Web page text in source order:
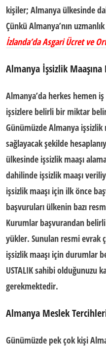
kişiler; Almanya ülkesinde
Çünkü Almanya’nın
İzlanda’da Asgari Ücret ve
Almanya İşsizlik Maaşına
Almanya’da herkes hemen
işsizlere belirli bir miktar
GünümüzdeAlmanya işsizlik
sağlayacak şekilde
ülkesinde işsizlik maaşı
dahilinde işsizlik maaşı
işsizlik maaşı için ilk önce
başvuruları ülkenin bazı
Kurumlar başvurandan
yükler. Sunulan resmi evrak
işsizlik maaşı için durumlar
USTALIK sahibi olduğunuzu
gerekmektedir.
Almanya Meslek
Günümüzde pek çok kişi